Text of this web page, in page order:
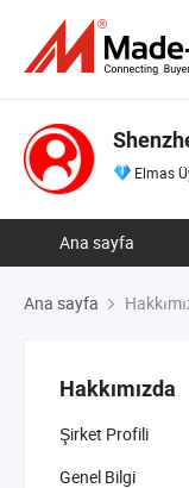
Elmas
Ana sayfa
Ana sayfa
Hakkımızda
Şirket Profili
Genel Bilgi